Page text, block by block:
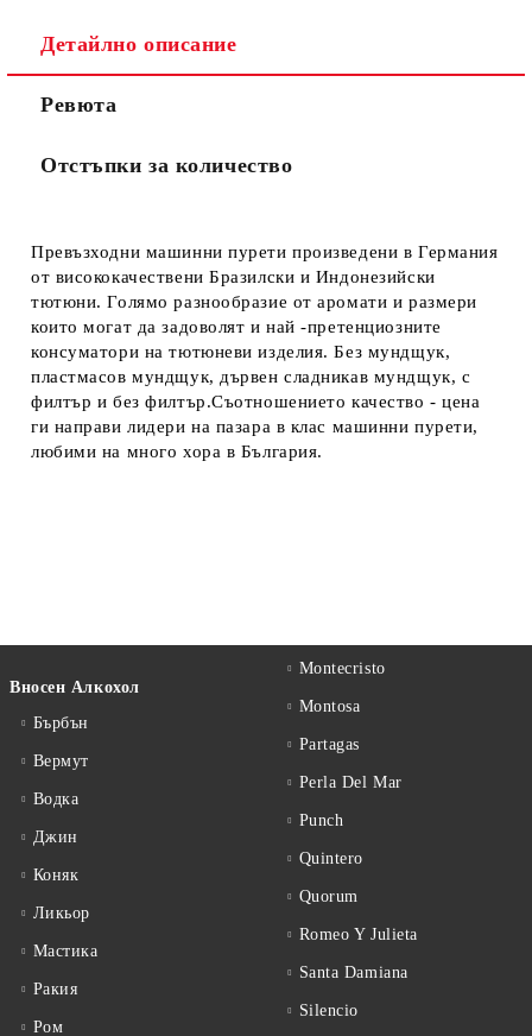
Детайлно описание
Ревюта
Отстъпки за количество
Превъзходни машинни пурети произведени в Германия
от висококачествени Бразилски и Индонезийски
тютюни. Голямо разнообразие от аромати и размери
които могат да задоволят и най -претенциозните
консуматори на тютюневи изделия. Без мундщук,
пластмасов мундщук, дървен сладникав мундщук, с
филтър и без филтър.Съотношението качество - цена
ги направи лидери на пазара в клас машинни пурети,
любими на много хора в България.
Вносен Алкохол
Бърбън
Вермут
Водка
Джин
Коняк
Ликьор
Мастика
Ракия
Ром
Montecristo
Montosa
Partagas
Perla Del Mar
Punch
Quintero
Quorum
Romeo Y Julieta
Santa Damiana
Silencio